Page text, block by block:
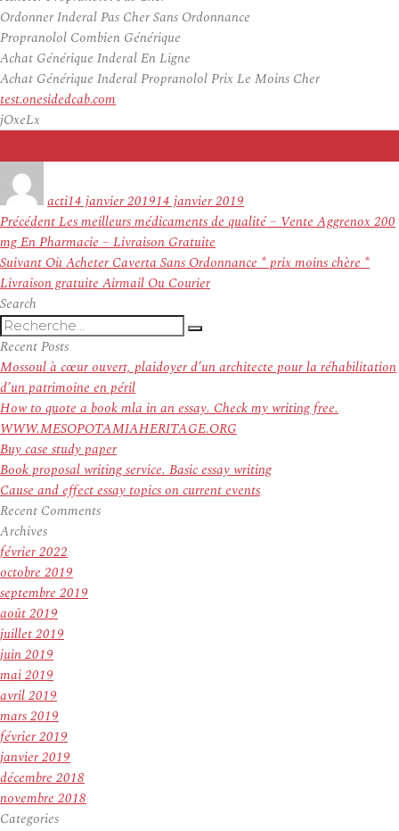
Ordonner Inderal Pas Cher Sans Ordonnance
Propranolol Combien Générique
Achat Générique Inderal En Ligne
Achat Générique Inderal Propranolol Prix Le Moins Cher
test.onesidedcab.com
jOxeLx
actile
14 janvier 201914 janvier 2019
Navigation
de
l’article
PrécédentArticle
précédent :
Les meilleurs médicaments de qualité – Vente Aggrenox 200
mg En Pharmacie – Livraison Gratuite
Suivant Article
suivant :
Où Acheter Caverta Sans Ordonnance * prix moins chère *
Livraison gratuite Airmail Ou Courier
Search
Recherche
pour
:
Recherche
Recent Posts
Mossoul à cœur ouvert, plaidoyer d’un architecte pour la réhabilitation
d’un patrimoine en péril
How to quote a book mla in an essay. Check my writing free.
WWW.MESOPOTAMIAHERITAGE.ORG
Buy case study paper
Book proposal writing service. Basic essay writing
Cause and effect essay topics on current events
Recent Comments
Archives
février 2022
octobre 2019
septembre 2019
août 2019
juillet 2019
juin 2019
mai 2019
avril 2019
mars 2019
février 2019
janvier 2019
décembre 2018
novembre 2018
Categories